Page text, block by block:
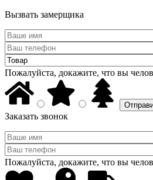
Вызвать замерщика
Пожалуйста, докажите, что вы
Заказать звонок
Пожалуйста, докажите, что вы